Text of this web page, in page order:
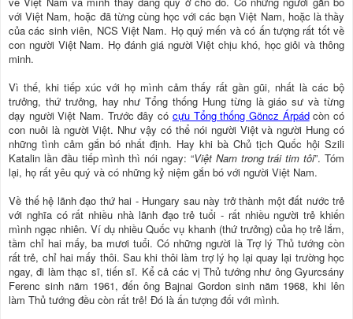
với Việt Nam, hoặc đã từng cùng học với các bạn Việt Nam, hoặc là thầy
của các sinh viên, NCS Việt Nam. Họ quý mến và có ấn tượng rất tốt về
con người Việt Nam. Họ đánh giá người Việt chịu khó, học giỏi và thông
minh.
Vì thế, khi tiếp xúc với họ mình cảm thấy rất gần gũi, nhất là các bộ
trưởng, thứ trưởng, hay như Tổng thống Hung từng là giáo sư và từng
dạy người Việt Nam. Trước đây có cựu Tổng thống Göncz Árpádcòn có
con nuôi là người Việt. Như vậy có thể nói người Việt và người Hung có
những tình cảm gắn bó nhất định. Hay khi bà Chủ tịch Quốc hội Szili
Katalin lần đầu tiếp mình thì nói ngay: “Việt Nam trong trái tim tôi”. Tóm
lại, họ rất yêu quý và có những kỷ niệm gắn bó với người Việt Nam.
Về thế hệ lãnh đạo thứ hai - Hungary sau này trở thành một đất nước trẻ
với nghĩa có rất nhiều nhà lãnh đạo trẻ tuổi - rất nhiều người trẻ khiến
mình ngạc nhiên. Ví dụ nhiều Quốc vụ khanh (thứ trưởng) của họ trẻ lắm,
tầm chỉ hai mấy, ba mươi tuổi. Có những người là Trợ lý Thủ tướng còn
rất trẻ, chỉ hai mấy thôi. Sau khi thôi làm trợ lý họ lại quay lại trường học
ngay, đi làm thạc sĩ, tiến sĩ. Kể cả các vị Thủ tướng như ông Gyurcsány
Ferenc sinh năm 1961, đến ông Bajnai Gordon sinh năm 1968, khi lên
làm Thủ tướng đều còn rất trẻ! Đó là ấn tượng đối với mình.